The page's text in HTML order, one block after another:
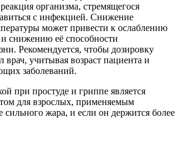
организма, стремящегося
с инфекцией. Снижение
может привести к ослаблению
снижению её способности
Рекомендуется, чтобы дозировку
врач, учитывая возраст пациента и
заболеваний.